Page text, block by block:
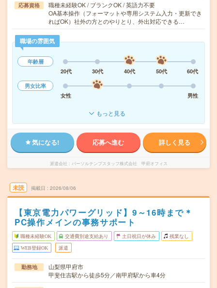
応募資格
職種未経験OK / ブランクOK / 英語力不要
OA基本操作（フォーマットや専用システム入力・更新でき
ればOK）社外の方とのやりとり、外出対応できる…
職場の雰囲気
年齢層
20代
30代 40代 50代
60代
男女比率
女性
男性
もっと見る
気になる! 応募へ進む 詳しく見る
派遣会社 パーソルテンプスタッフ株式会社 甲府オフィス
未読 掲載日 2026/08/06
【東京電力パワーグリッド】9～16時まで＊
PC操作メインの事務サポート
職種未経験OK 交通費別途支給あり 土日祝日が休み 残業なし
WEB登録OK 派遣
勤務地
山梨県甲府市
甲斐住吉駅から徒歩5分／南甲府駅から車4分